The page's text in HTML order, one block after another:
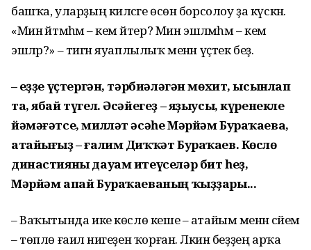
башҡа, уларҙың киләсәге өсөн борсолоу ҙа күскән.
«Мин әйтмәһәм – кем әйтер? Мин эшләмәһәм – кем
эшләр?» – тигән яуаплылыҡ менән үҫтек беҙ.
– Һеҙҙе үҫтергән, тәрбиәләгән мөхит, ысынлап
та, ябай түгел. Әсәйегеҙ – яҙыусы, күренекле
йәмәғәтсе, милләт әсәһе Мәрйәм Бураҡаева,
атайығыҙ – ғалим Диҡҡәт Бураҡаев. Көслө
династияны дауам итеүселәр бит һеҙ,
Мәрйәм апай Бураҡаеваның ҡыҙҙары...
– Ваҡытында ике көслө кеше – атайым менән әсәйем
– төплө ғаилә нигеҙен ҡорған. Ләкин беҙҙең арҡа